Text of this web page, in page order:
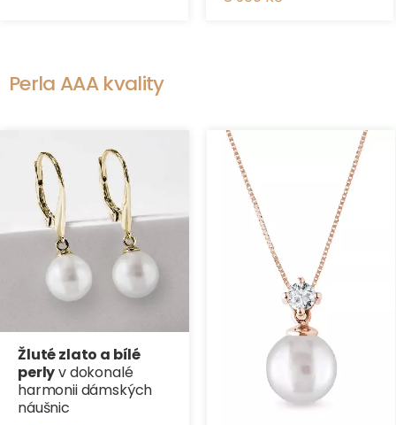
Perla AAA kvality
Žluté zlato a bílé
perlyv dokonalé
harmonii dámských
náušnic